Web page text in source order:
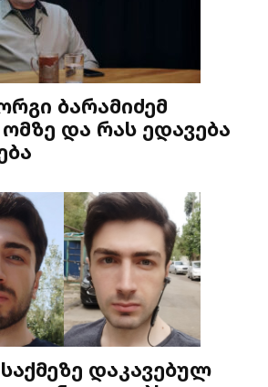
ბარამიძემ
და რას ედავება
დაკავებულ